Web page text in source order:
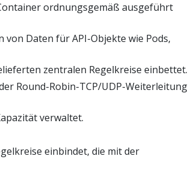
ordnungsgemäß ausgeführt
Daten für API-Objekte wie Pods,
zentralen Regelkreise einbettet.
Round-Robin-TCP/UDP-Weiterleitung
verwaltet.
einbindet, die mit der